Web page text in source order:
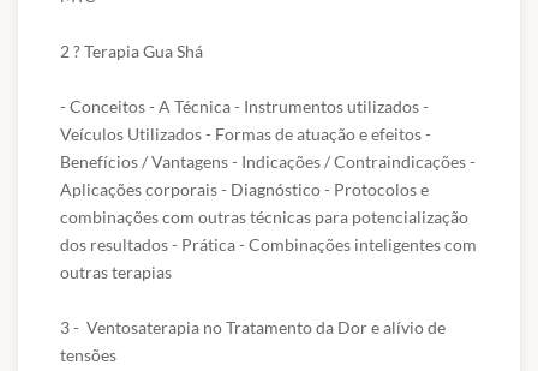
aplicações - Combinações inteligentes com outras terapias - Prática
7 – Magnetoterapia no Equilíbrio dos 5 elementos
- Origem da técnica e método de ação - Tipos de Magnetos e
identificação dos Pólos - Diagnóstico Abdominal dos 5 Elementos -
reequilíbrio dos 5 elementos e suas funções - Passo a passo do
tratamento - Combinações inteligentes com outras terapias -
Conforme explicado acima, nossos cursos são de nível básico e
órgãos são de nível superior.
(Fontes: Secretaria de Educação de São Paulo e ABED)
2 ? Terapia Gua Shá
- Conceitos - A Técnica - Instrumentos utilizados -
Veículos Utilizados - Formas de atuação e efeitos -
Benefícios / Vantagens - Indicações / Contraindicações -
Aplicações corporais - Diagnóstico - Protocolos e
combinações com outras técnicas para potencialização
dos resultados - Prática - Combinações inteligentes com
outras terapias
3 -  Ventosaterapia no Tratamento da Dor e alívio de
tensões